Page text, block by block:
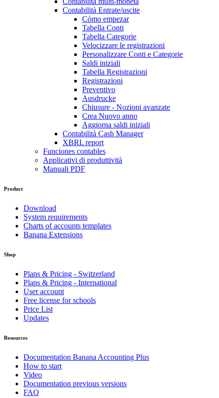
Contabilità Entrate/uscite
Cómo empezar
Tabella Conti
Tabella Categorie
Velocizzare le registrazioni
Personalizzare Conti e Categorie
Saldi iniziali
Tabella Registrazioni
Registrazioni
Preventivo
Ausdrucke
Chiusure - Nozioni avanzate
Crea Nuovo anno
Aggiorna saldi iniziali
Contabilità Cash Manager
XBRL report
Funciones contables
Applicativi di produttività
Manuali PDF
Product
Download
System requirements
Charts of accounts templates
Banana Extensions
Shop
Plans & Pricing - Switzerland
Plans & Pricing - International
User account
Free license for schools
Price List
Updates
Resources
Documentation Banana Accounting Plus
How to start
Video
Documentation previous versions
FAQ